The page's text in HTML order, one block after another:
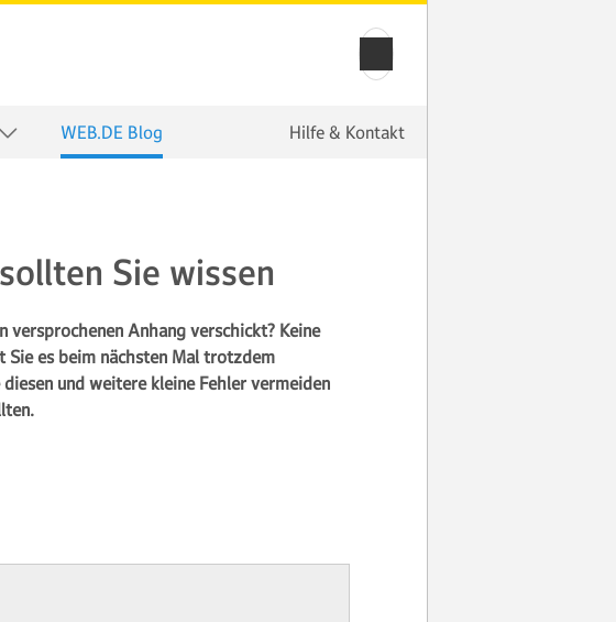
WEB.DE Blog Hilfe & Kontakt
Sie wissen
versprochenen Anhang verschickt? Keine
Sie es beim nächsten Mal trotzdem
und weitere kleine Fehler vermeiden